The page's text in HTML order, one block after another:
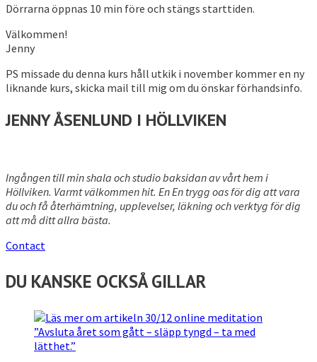
Dörrarna öppnas 10 min före och stängs starttiden.
Välkommen!
Jenny
PS missade du denna kurs håll utkik i november kommer en ny
liknande kurs, skicka mail till mig om du önskar förhandsinfo.
JENNY ÅSENLUND I HÖLLVIKEN
Ingången till min shala och studio baksidan av vårt hem i
Höllviken. Varmt välkommen hit. En En trygg oas för dig att vara
du och få återhämtning, upplevelser, läkning och verktyg för dig
att må ditt allra bästa.
Contact
DU KANSKE OCKSÅ GILLAR